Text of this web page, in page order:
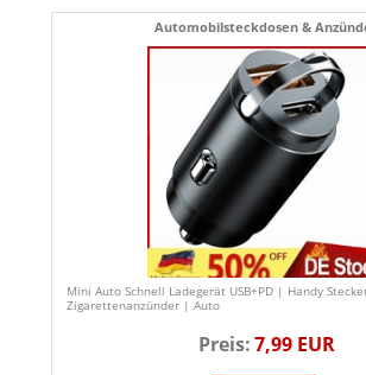
Automobilsteckdosen &
Mini Auto Schnell Ladegerät USB+PD | Handy
Zigarettenanzünder | Auto
Preis:7,99 EUR